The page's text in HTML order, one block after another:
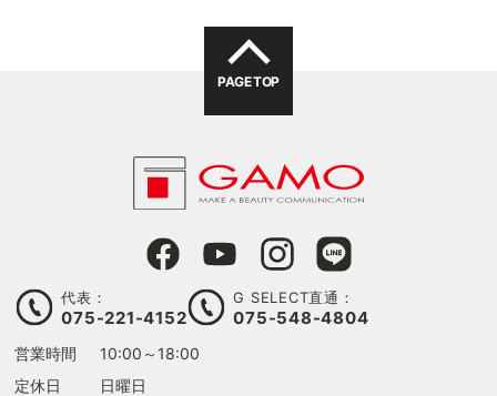
PAGE TOP
代表：
075-221-4152
G SELECT直通：
075-548-4804
営業時間
10:00～18:00
定休日
日曜日